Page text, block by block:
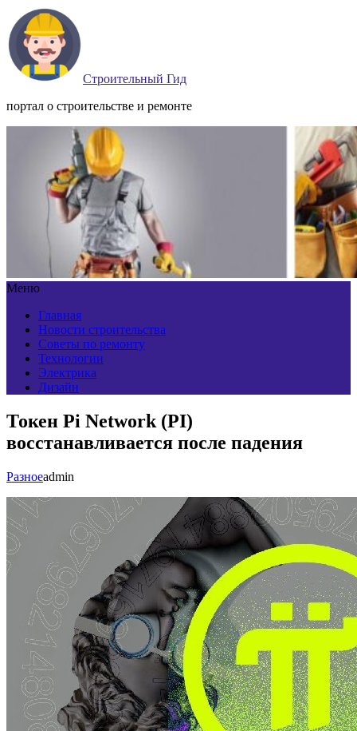
Строительный Гид
портал о строительстве и ремонте
Меню
Главная
Новости строительства
Советы по ремонту
Технологии
Электрика
Дизайн
Токен Pi Network (PI)
восстанавливается после падения
Разноеadmin